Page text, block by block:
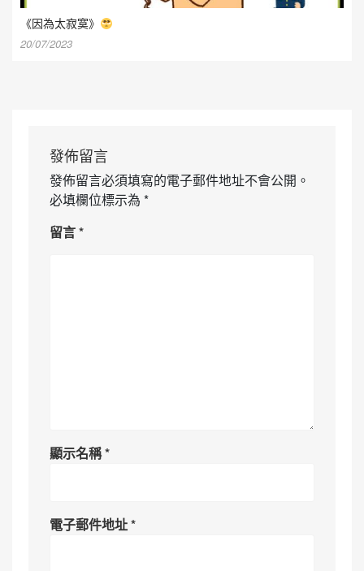
《因為太寂寞》
20/07/2023
發佈留言
發佈留言必須填寫的電子郵件地址不會公開。
必填欄位標示為 *
留言*
顯示名稱*
電子郵件地址*